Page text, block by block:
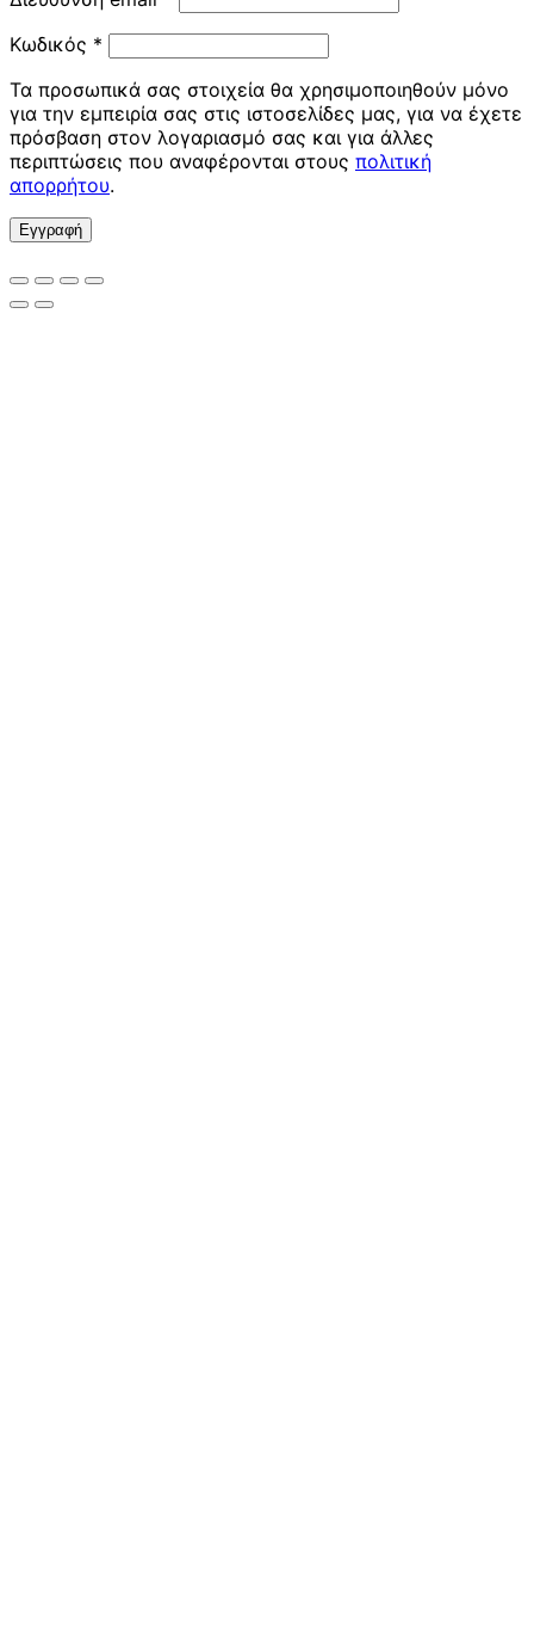
Κωδικός * Απαιτείται
Τα προσωπικά σας στοιχεία θα χρησιμοποιηθούν μόνο
για την εμπειρία σας στις ιστοσελίδες μας, για να έχετε
πρόσβαση στον λογαριασμό σας και για άλλες
περιπτώσεις που αναφέρονται στους πολιτική
απορρήτου.
Εγγραφή